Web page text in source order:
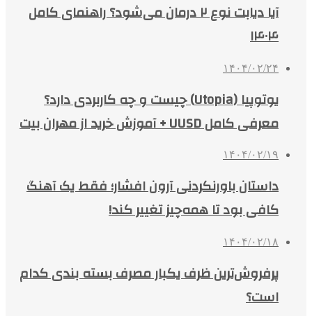
آیا دیابت نوع ۲ درمان می‌شود؟ راهنمای کامل
۱۴۰۴
۱۴۰۴/۰۲/۲۴
یوتوپیا (Utopia) چیست و چه کاربردی دارد؟
معرفی کامل UUSD + آموزش خرید از مهران بیت
۱۴۰۴/۰۲/۱۹
داستان باورنکردنی آرون افشار؛ فقط یک آهنگ
کافی بود تا همه‌چیز تغییر کند!
۱۴۰۴/۰۲/۱۸
پرفروش‌ترین ظرف یکبار مصرف بسته بندی کدام
است؟